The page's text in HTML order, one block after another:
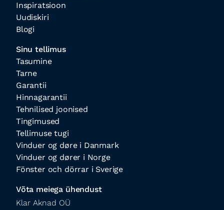
Inspiratsioon
Uudiskiri
Blogi
Sinu tellimus
Tasumine
Tarne
Garantii
Hinnagarantii
Tehnilised joonised
Tingimused
Tellimuse tugi
Vinduer og døre i Danmark
Vinduer og dører i Norge
Fönster och dörrar i Sverige
Võta meiega ühendust
Klar Aknad OÜ